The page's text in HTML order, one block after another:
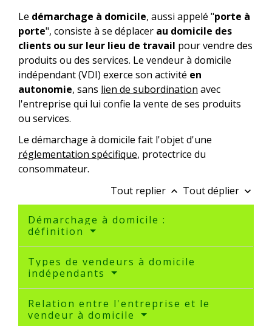
Le démarchage à domicile, aussi appelé "porte à
porte", consiste à se déplacer au domicile des
clients ou sur leur lieu de travail pour vendre des
produits ou des services. Le vendeur à domicile
indépendant (VDI) exerce son activité en
autonomie, sans lien de subordination avec
l'entreprise qui lui confie la vente de ses produits
ou services.
Le démarchage à domicile fait l'objet d'une
réglementation spécifique, protectrice du
consommateur.
Tout replier keyboard_arrow_up Tout déplier keyboard_arrow_down
Démarchage à domicile :
définition
Types de vendeurs à domicile
indépendants
Relation entre l'entreprise et le
vendeur à domicile